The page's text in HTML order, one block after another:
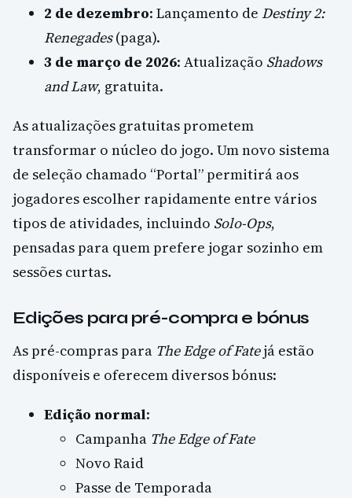
2 de dezembro: Lançamento de Destiny 2:
Renegades(paga).
3 de março de 2026: Atualização Shadows
and Law, gratuita.
As atualizações gratuitas prometem
transformar o núcleo do jogo. Um novo sistema
de seleção chamado “Portal” permitirá aos
jogadores escolher rapidamente entre vários
tipos de atividades, incluindo Solo-Ops,
pensadas para quem prefere jogar sozinho em
sessões curtas.
Edições para pré-compra e bónus
As pré-compras para The Edge of Fatejá estão
disponíveis e oferecem diversos bónus:
Edição normal:
Campanha The Edge of Fate
Novo Raid
Passe de Temporada